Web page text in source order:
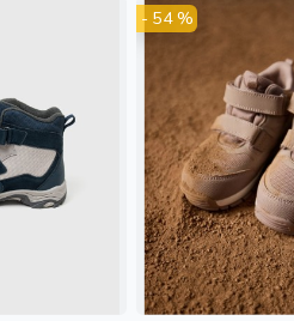
- 54 %